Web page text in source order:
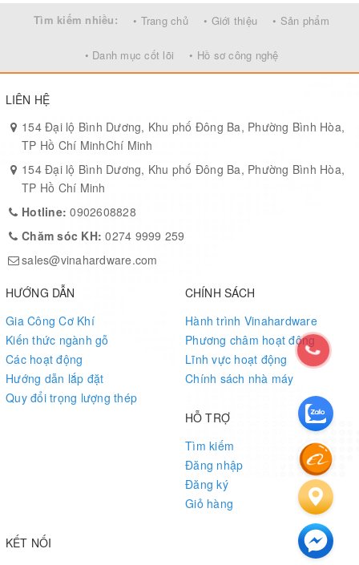
Tìm kiếm nhiều: • Trang chủ • Giới thiệu • Sản phẩm
• Danh mục cốt lõi • Hồ sơ công nghệ
LIÊN HỆ
154 Đại lộ Bình Dương, Khu phố Đông Ba, Phường Bình Hòa,
TP Hồ Chí MinhChí Minh
154 Đại lộ Bình Dương, Khu phố Đông Ba, Phường Bình Hòa,
TP Hồ Chí Minh
Hotline:0902608828
Chăm sóc KH:0274 9999 259
sales@vinahardware.com
HƯỚNG DẪN
Gia Công Cơ Khí
Kiến thức ngành gỗ
Các hoạt động
Hướng dẫn lắp đặt
Quy đổi trọng lượng thép
CHÍNH SÁCH
Hành trình Vinahardware
Phương châm hoạt động
Lĩnh vực hoạt động
Chính sách nhà máy
HỖ TRỢ
Tìm kiếm
Đăng nhập
Đăng ký
Giỏ hàng
KẾT NỐI